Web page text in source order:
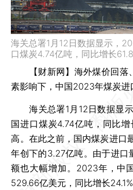
海关总署1月12日数据显示，
口煤炭4.74亿吨，同比增长
【财新网】 海外煤价回落
素影响下，中国2023年煤炭进
海关总署1月12日数据显示
国进口煤炭4.74亿吨，同比增
高。在此之前，国内煤炭进口
年创下的3.27亿吨。由于进口
额也大幅增加。2023年，中
529.66亿美元，同比增长24.1%